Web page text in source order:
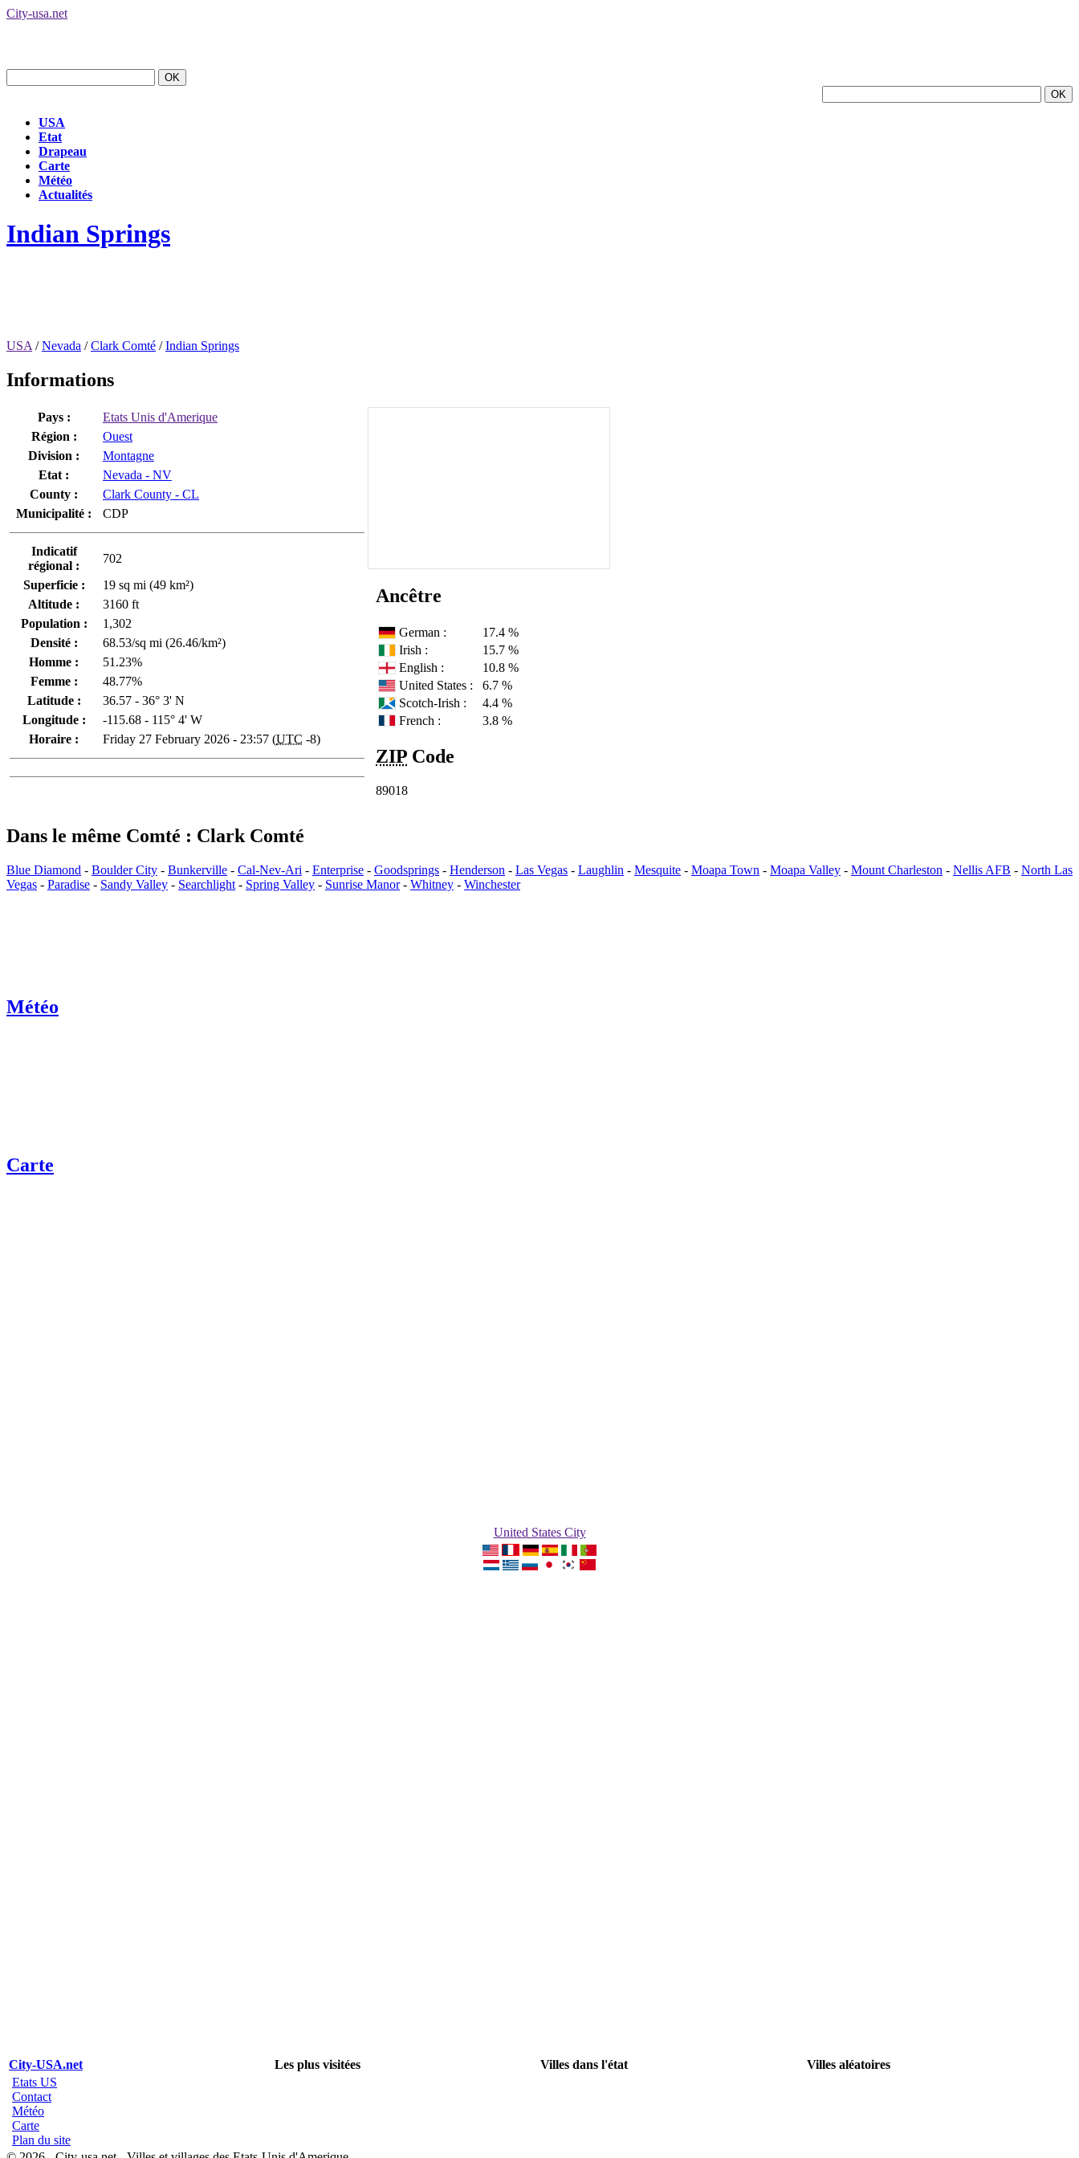
City-usa.net
USA
Etat
Drapeau
Carte
Météo
Actualités
Indian Springs
USA /Nevada /Clark Comté /Indian Springs
Informations
Pays :
Etats Unis d'Amerique
Région :
Ouest
Division :
Montagne
Etat :
Nevada - NV
County :
Clark County - CL
Municipalité :
CDP
Indicatif
régional :
702
Superficie :
19 sq mi (49 km²)
Altitude :
3160 ft
Population :
1,302
Densité :
68.53/sq mi (26.46/km²)
Homme :
51.23%
Femme :
48.77%
Latitude :
36.57 - 36° 3' N
Longitude :
-115.68 - 115° 4' W
Horaire :
Friday 27 February 2026 - 23:57 (UTC -8)
Ancêtre
German :
17.4 %
Irish :
15.7 %
English :
10.8 %
United States :
6.7 %
Scotch-Irish :
4.4 %
French :
3.8 %
ZIP Code
89018
Dans le même Comté : Clark Comté
Blue Diamond - Boulder City - Bunkerville - Cal-Nev-Ari - Enterprise - Goodsprings - Henderson - Las Vegas - Laughlin - Mesquite - Moapa Town - Moapa Valley - Mount Charleston - Nellis AFB - North Las
Vegas - Paradise - Sandy Valley - Searchlight - Spring Valley - Sunrise Manor- Whitney - Winchester
Météo
Carte
United States City
City-USA.net Les plus visitées Villes dans l'état
Villes aléatoires
Etats US
Contact
Météo
Carte
Plan du site